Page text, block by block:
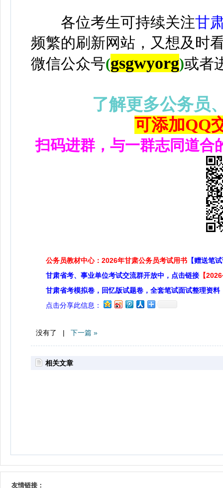
各位考生可持续关注甘
频繁的刷新网站，又想及时
微信公众号(gsgwyorg)或者
了解更多公务员
可添加QQ
扫码进群，与一群志同道合
公务员教材中心：2026年甘肃公务员考试用书 【赠送笔
甘肃省考、事业单位考试交流群开放中，点击链接 【
甘肃省考模拟卷，回忆版试题卷，全套笔试面试整理资料
点击分享此信息：
没有了 | 下一篇 »
相关文章
友情链接：